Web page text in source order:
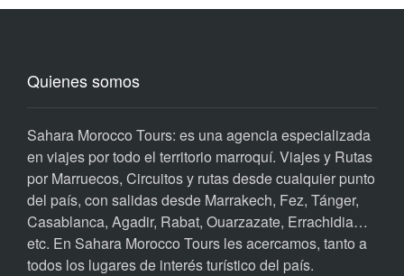
Quienes somos
Sahara Morocco Tours: es una agencia especializada
en viajes por todo el territorio marroquí. Viajes y Rutas
por Marruecos, Circuitos y rutas desde cualquier punto
del país, con salidas desde Marrakech, Fez, Tánger,
Casablanca, Agadir, Rabat, Ouarzazate, Errachidia…
etc. En Sahara Morocco Tours les acercamos, tanto a
todos los lugares de interés turístico del país.